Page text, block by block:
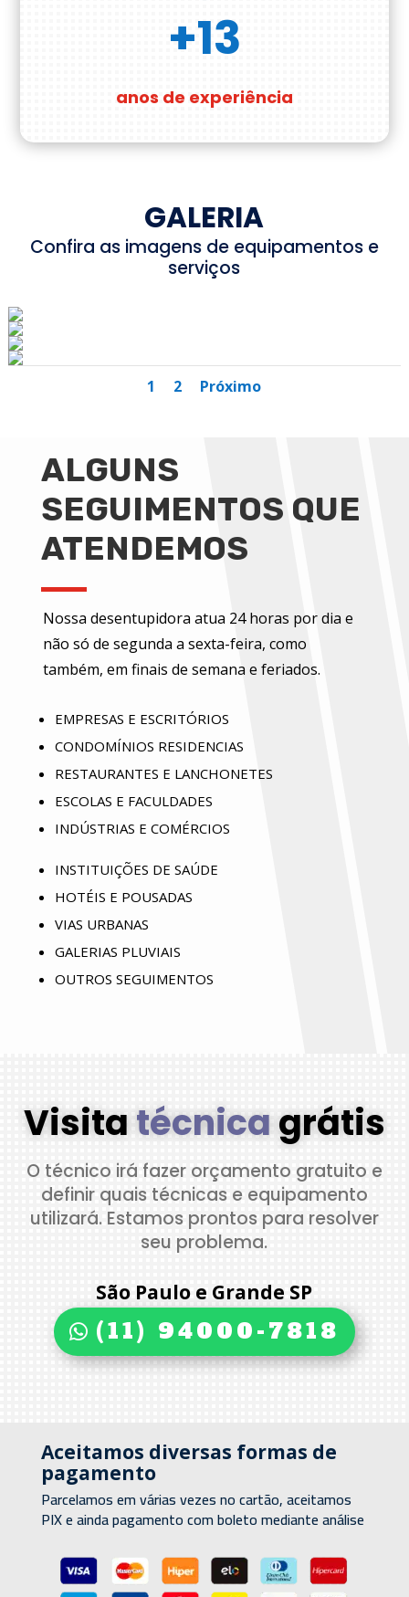
+13
anos de experiência
GALERIA
Confira as imagens de equipamentos e
serviços
1 2 Próximo
ALGUNS
SEGUIMENTOS QUE
ATENDEMOS
Nossa desentupidora atua 24 horas por dia e
não só de segunda a sexta-feira, como
também, em finais de semana e feriados.
EMPRESAS E ESCRITÓRIOS
CONDOMÍNIOS RESIDENCIAS
RESTAURANTES E LANCHONETES
ESCOLAS E FACULDADES
INDÚSTRIAS E COMÉRCIOS
INSTITUIÇÕES DE SAÚDE
HOTÉIS E POUSADAS
VIAS URBANAS
GALERIAS PLUVIAIS
OUTROS SEGUIMENTOS
Visitatécnicagrátis
O técnico irá fazer orçamento gratuito e
definir quais técnicas e equipamento
utilizará. Estamos prontos para resolver
seu problema.
São Paulo e Grande SP
(11) 94000-7818
Aceitamos diversas formas de
pagamento
Parcelamos em várias vezes no cartão, aceitamos
PIX e ainda pagamento com boleto mediante análise